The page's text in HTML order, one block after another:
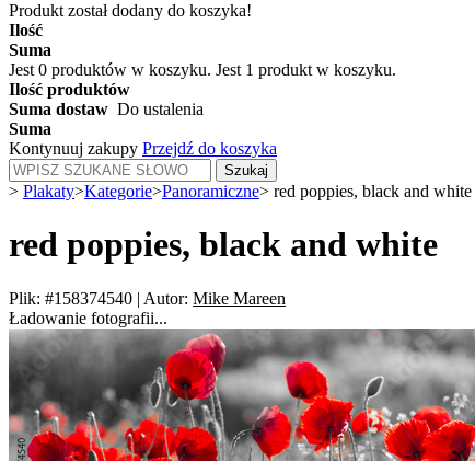
Produkt został dodany do koszyka!
Ilość
Suma
Jest 0 produktów w koszyku. Jest 1 produkt w koszyku.
Ilość produktów
Suma dostaw Do ustalenia
Suma
Kontynuuj zakupy Przejdź do koszyka
Szukaj
> Plakaty>Kategorie>Panoramiczne> red poppies, black and white
red poppies, black and white
Plik: #158374540 | Autor: Mike Mareen
Ładowanie fotografii...